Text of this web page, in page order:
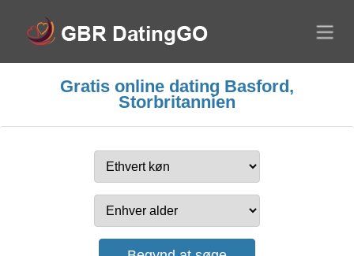
Gratis online dating Basford,
Storbritannien